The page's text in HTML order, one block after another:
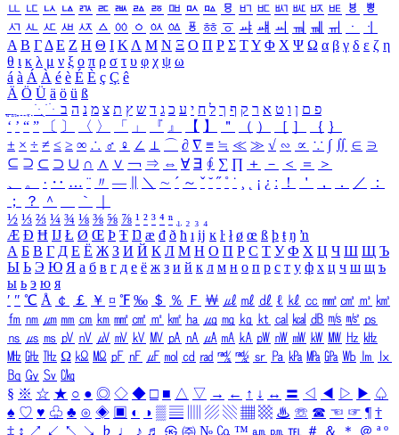
ㅥ ㅦ ㅧ ㅨ ㅩ ㅪ ㅫ ㅬ ㅭ ㅮ ㅯ ㅰ ㅱ ㅲ ㅳ ㅴ ㅵ ㅶ ㅷ ㅸ
ㅹ
ㅺ ㅻ ㅼ ㅽ ㅾ ㅿ ㆀ ㆁ ㆂ ㆃ ㆄ ㆅ ㆆ ㆇ ㆈ ㆉ ㆊ ㆋ ㆌ ㆍ
ㆎ
Α Β ΓΔ Ε Ζ Η Θ Ι ΚΛ Μ Ν Ξ Ο Π Ρ Σ ΤΥ Φ Χ Ψ Ω α β γ δ ε ζ η
θ ι κ λ μ ν ξ ο π ρ σ τ υ φ χ ψ ω
á à Á À é è É È ç Ç ê
Ä Ö Ü ä ö ü ß
ִֶֹ ֻּ ׁׂ פ ם ן ו ט א ר ק ף ך ל ח י ע כ ג ד ש ץ ת צ מ נ ה ב
‘ ’ “ ” 〔 〕 〈 〉 「 」 『 』 【 】 ＂ （ ） ［ ］ ｛ ｝
± × ÷ ≠ ≤ ≥ ∞ ∴ ♂ ♀ ∠ ⊥ ⌒ ∂ ∇ ≡ ≒ ≪ ≫ √ ∽ ∝ ∵ ∫ ∬ ∈ ∋
⊆ ⊇ ⊂ ⊃ ∪ ∩ ∧ ∨ ￢ ⇒ ⇔ ∀ ∃ ∮ ∑ ∏ ＋ － ＜ ＝
＞
、
。 · ‥ … ¨ 〃 ― ＼ ∼ ´ ～ ˇ ˘ ˝ ˚ ˙ ¸ ¡ ¿ ː ！ ＇ ， ． ／
：
；
？ ＾ ｀
½ ⅓ ⅔ ¼ ¾ ⅛ ⅜ ⅝ ⅞ ¹ ² ³ ⁴ ⁿ ₁ ₂ ₃ ₄
Æ Ð Ħ Ĳ Ł Ø Œ Þ Ŧ Ŋ æ đ ð ħ ı ĳ ĸ ŀ ł ø œ ß þ ŧ ŋ ŉ
А Б В Г Д Е Ё Ж З И Й К Л М Н О П Р С Т У Ф Х Ц Ч Ш Щ Ъ
Ы Ь Э Ю Я а б в г д е ё ж з и й к л м н о п р с т у ф х ц ч ш щ ъ
ы ь э ю я
′ ″ ℃ Å ￠ ￡ ￥ ¤ ℉ ‰ ＄ ％ Ｆ ￦ ㎕ ㎖ ㎗ ℓ ㎘ ㏄ ㎣ ㎤ ㎥ ㎦
㎙ ㎚ ㎛ ㎜ ㎝ ㎞ ㎟ ㎠ ㎡ ㎢ ㏊ ㎍ ㎎ ㎏ ㏏ ㎈ ㎉ ㏈ ㎧ ㎨ ㎰
㎱ ㎲ ㎳ ㎴ ㎵ ㎶ ㎷ ㎸ ㎹ ㎀ ㎁ ㎂ ㎃ ㎄ ㎺ ㎻ ㎽ ㎾ ㎿ ㎐ ㎑
㎒ ㎓ ㎔ Ω ㏀ ㏁ ㎊ ㎋ ㎌ ㏖ ㏅ ㎭ ㎮ ㎯ ㏛ ㎩ ㎪ ㎫ ㎬ ㏝ ㏐
㏓
㏃ ㏉ ㏜ ㏆
§ ※ ☆ ★ ○ ● ◎ ◇ ◆ □ ■ △ ▽ → ← ↑ ↓ ↔ 〓 ◁ ◀ ▷ ▶ ♤
♠ ♡ ♥ ♧ ♣ ⊙ ◈ ▣ ◐ ◑ ▒ ▤ ▨ ▧ ▦ ▩ ♨ ☏ ☎ ☜ ☞ ¶ †
‡ ↕ ↗ ↙ ↖ ↘ ♭ ♩ ♪ ♬ ㉿ ㈜ № ㏇ ™ ㏂ ㏘ ℡ ＃ ＆ ＊ ＠ ª º